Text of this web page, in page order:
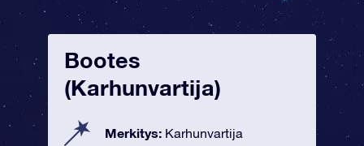
Bootes
(Karhunvartija)
Merkitys: Karhunvartija